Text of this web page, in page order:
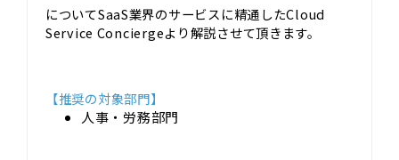
についてSaaS業界のサービスに精通したCloud
Service Conciergeより解説させて頂きます。
【推奨の対象部門】
人事・労務部門